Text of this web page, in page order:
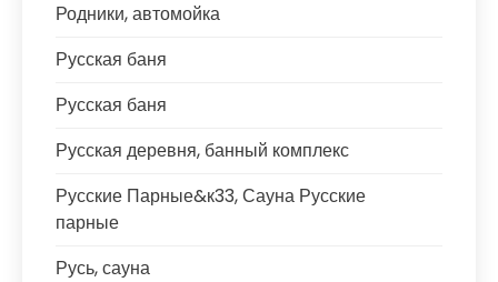
Родники, автомойка
Русская баня
Русская баня
Русская деревня, банный комплекс
Русские Парные&к33, Сауна Русские
парные
Русь, сауна